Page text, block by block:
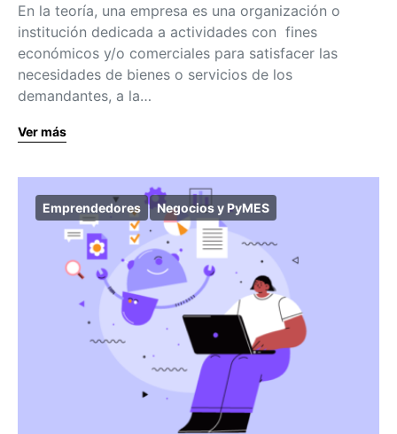
En la teoría, una empresa es una organización o
institución dedicada a actividades con fines
económicos y/o comerciales para satisfacer las
necesidades de bienes o servicios de los
demandantes, a la…
Ver más
Emprendedores Negocios y PyMES